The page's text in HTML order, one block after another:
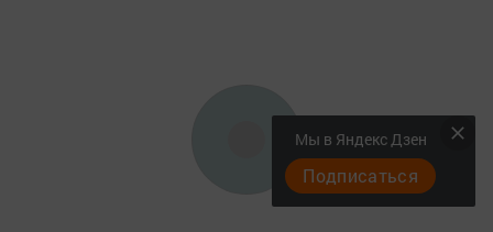
Мы в Яндекс Дзен
Подписаться